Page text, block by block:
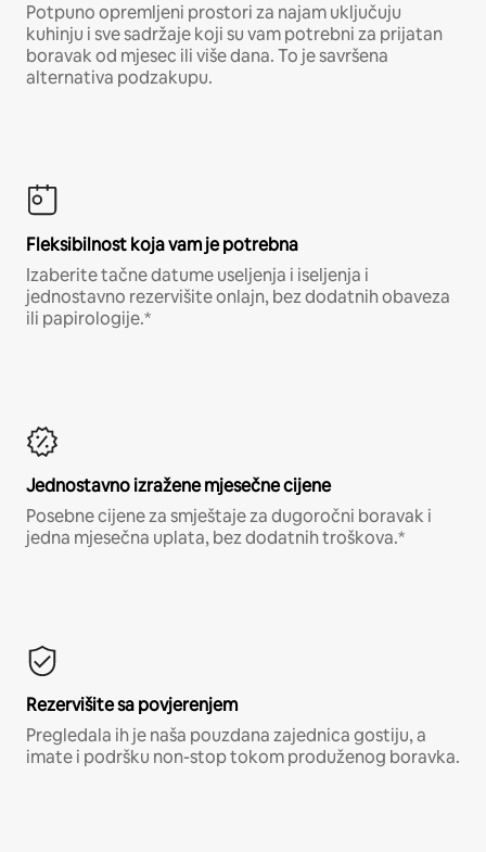
Potpuno opremljeni prostori za najam uključuju
kuhinju i sve sadržaje koji su vam potrebni za prijatan
boravak od mjesec ili više dana. To je savršena
alternativa podzakupu.
Fleksibilnost koja vam je potrebna
Izaberite tačne datume useljenja i iseljenja i
jednostavno rezervišite onlajn, bez dodatnih obaveza
ili papirologije.*
Jednostavno izražene mjesečne cijene
Posebne cijene za smještaje za dugoročni boravak i
jedna mjesečna uplata, bez dodatnih troškova.*
Rezervišite sa povjerenjem
Pregledala ih je naša pouzdana zajednica gostiju, a
imate i podršku non-stop tokom produženog boravka.